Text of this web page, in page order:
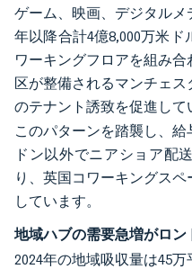
ゲーム、映画、デジタルメ
年以降合計4億8,000万米
ワーキングフロアを組み
区が整備されるマンチェ
のテナント誘致を促進して
このパターンを踏襲し、
ドン以外でニアショア配
り、英国コワーキングス
しています。
地域ハブの需要急増がロン
2024年の地域吸収量は45